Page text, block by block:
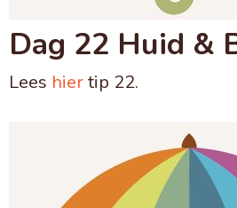
Dag 22 Huid &
Lees hiertip 22.